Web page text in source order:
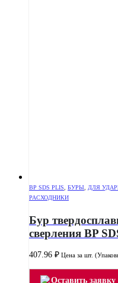
BP SDS PLIS БУРЫ ДЛЯ
РАСХОДНИКИ
Бур
сверления BP
407.96 ₽ Цена за шт.
Оставить заявку